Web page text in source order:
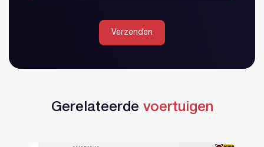
Verzenden
Gerelateerde voertuigen